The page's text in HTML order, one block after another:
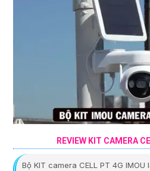
REVIEW KIT CAMERA
Bộ KIT camera CELL PT 4G